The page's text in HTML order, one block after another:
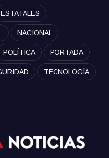
ESTATALES
NACIONAL
POLÍTICA PORTADA
TECNOLOGÍA